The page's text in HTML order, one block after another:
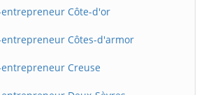
Côte-d'or
Côtes-d'armor
Creuse